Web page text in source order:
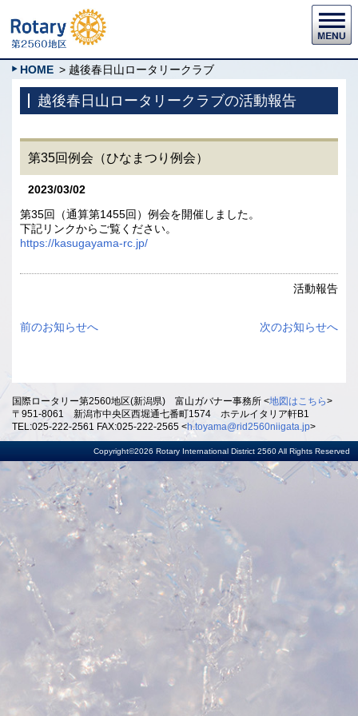
HOME > 越後春日山ロータリークラブ
越後春日山ロータリークラブの活動報告
第35回例会（ひなまつり例会）
2023/03/02
第35回（通算第1455回）例会を開催しました。
下記リンクからご覧ください。
https://kasugayama-rc.jp/
活動報告
前のお知らせへ 次のお知らせへ
国際ロータリー第2560地区(新潟県) 富山ガバナー事務所 <地図はこちら>
〒951-8061 新潟市中央区西堀通七番町1574 ホテルイタリア軒B1
TEL:025-222-2561 FAX:025-222-2565 <h.toyama@rid2560niigata.jp>
Copyright©2026 Rotary International District 2560 All Rights Reserved